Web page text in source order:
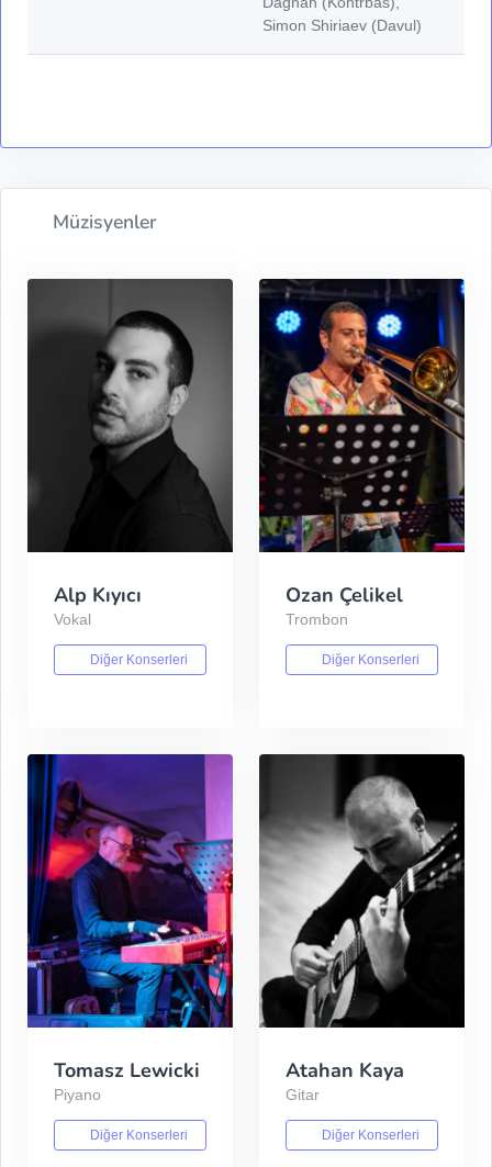
Simon Shiriaev (Davul)
Müzisyenler
Alp Kıyıcı
Vokal
Diğer Konserleri
Ozan Çelikel
Trombon
Diğer Konserleri
Tomasz Lewicki
Piyano
Diğer Konserleri
Atahan Kaya
Gitar
Diğer Konserleri